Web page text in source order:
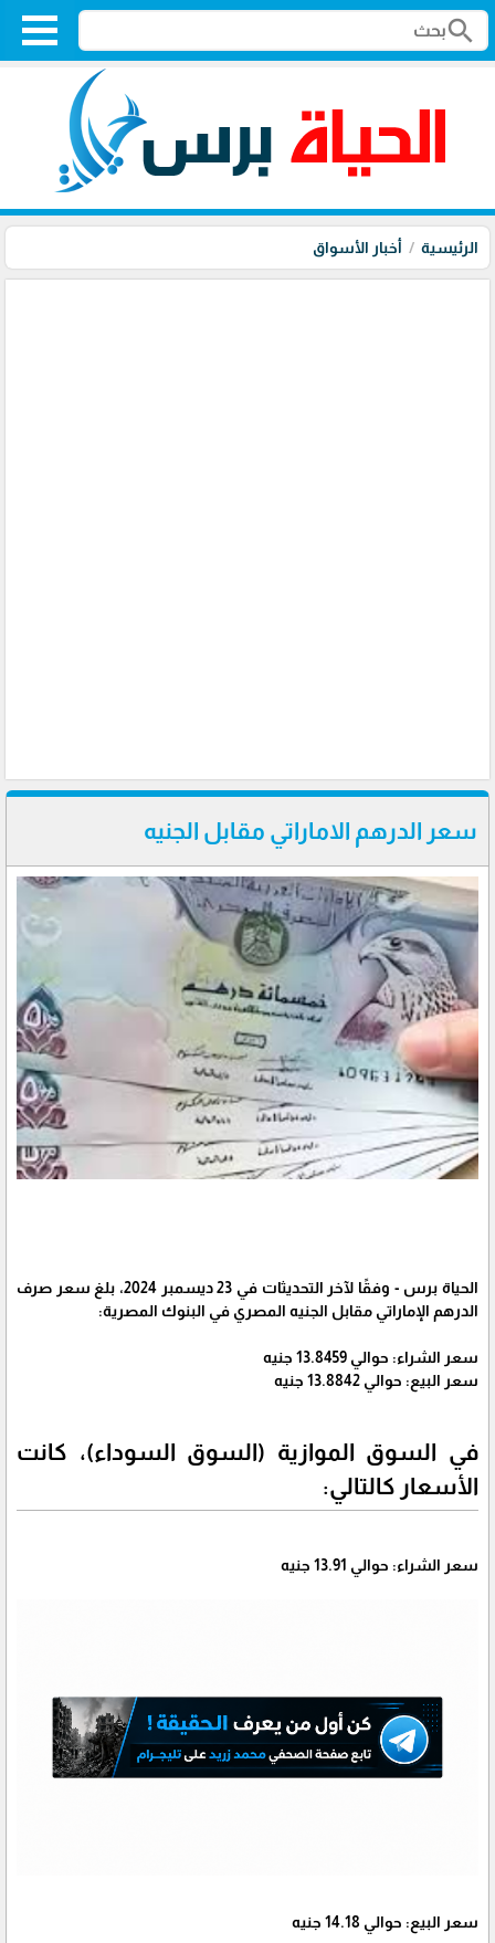
search
الرئيسية أخبار الأسواق
سعر الدرهم الاماراتي مقابل الجنيه
الحياة برس - وفقًا لآخر التحديثات في 23 ديسمبر 2024، بلغ سعر صرف
الدرهم الإماراتي مقابل الجنيه المصري في البنوك المصرية:
سعر الشراء: حوالي 13.8459 جنيه
سعر البيع: حوالي 13.8842 جنيه
في السوق الموازية (السوق السوداء)، كانت
الأسعار كالتالي:
سعر الشراء: حوالي 13.91 جنيه
سعر البيع: حوالي 14.18 جنيه